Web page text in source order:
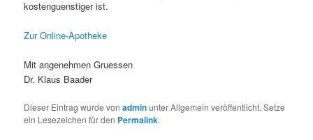
kostenguenstiger ist.
Zur Online-Apotheke
Mit angenehmen Gruessen
Dr. Klaus Baader
Dieser Eintrag wurde vonadminunter Allgemein veröffentlicht. Setze
ein Lesezeichen für den Permalink.